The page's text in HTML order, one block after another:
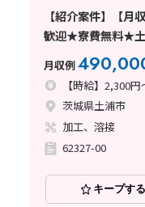
【紹介案件】【月
歓迎★寮費無料★
月収例
【時給】2,300円
茨城県土浦市
加工、溶接
62327-00
キープする